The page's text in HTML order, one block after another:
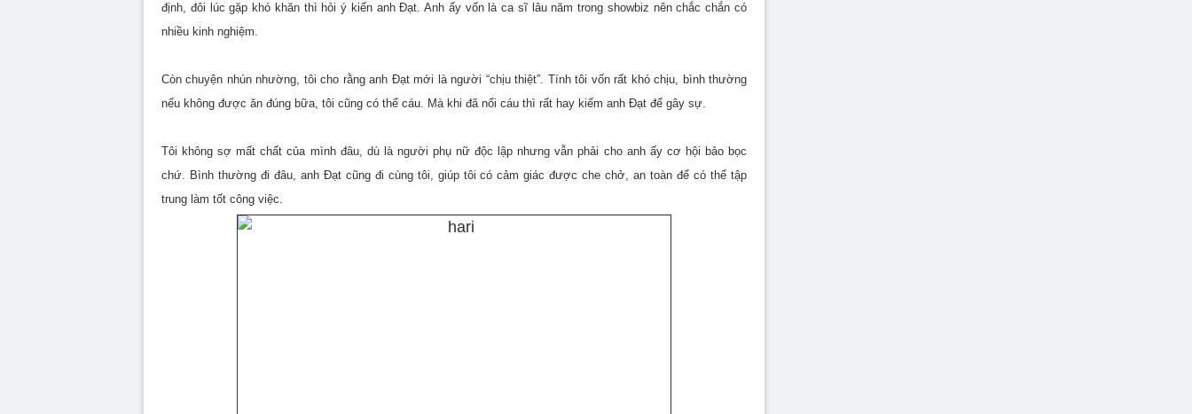
định, đôi lúc gặp khó khăn thì hỏi ý kiến anh Đạt. Anh ấy vốn là ca sĩ lâu năm trong showbiz nên chắc chắn có
nhiều kinh nghiệm.
Còn chuyện nhún nhường, tôi cho rằng anh Đạt mới là người “chịu thiệt”. Tính tôi vốn rất khó chịu, bình thường
nếu không được ăn đúng bữa, tôi cũng có thể cáu. Mà khi đã nổi cáu thì rất hay kiếm anh Đạt để gây sự.
Tôi không sợ mất chất của mình đâu, dù là người phụ nữ độc lập nhưng vẫn phải cho anh ấy cơ hội bảo bọc
chứ. Bình thường đi đâu, anh Đạt cũng đi cùng tôi, giúp tôi có cảm giác được che chở, an toàn để có thể tập
trung làm tốt công việc.